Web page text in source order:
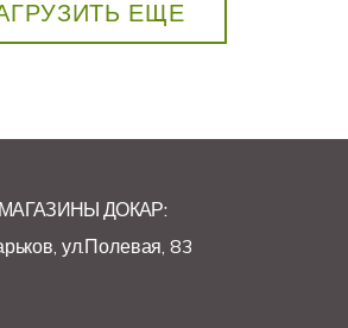
ЕЩЕ
МАГАЗИНЫ ДОКАР:
ул.Полевая, 83